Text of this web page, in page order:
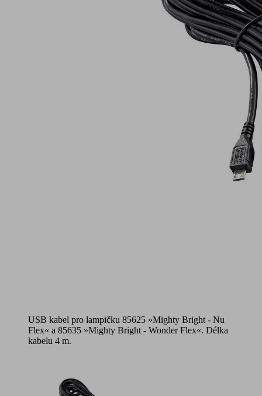
USB kabel pro lampičku 85625 »Mighty Bright - Nu
Flex« a 85635 »Mighty Bright - Wonder Flex«. Délka
kabelu 4 m.